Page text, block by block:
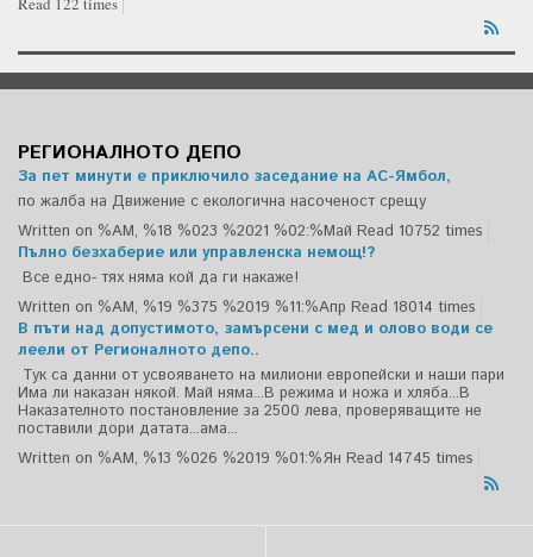
РЕГИОНАЛНОТО ДЕПО
За пет минути е приключило заседание на АС-Ямбол,
по жалба на Движение с екологична насоченост срещу
Written on %AM, %18 %023 %2021 %02:%Май Read 10752 times
Пълно безхаберие или управленска немощ!?
Все едно- тях няма кой да ги накаже!
Written on %AM, %19 %375 %2019 %11:%Апр Read 18014 times
В пъти над допустимото, замърсени с мед и олово води се
леели от Регионалното депо..
Тук са данни от усвояването на милиони европейски и наши пари
Има ли наказан някой. Май няма...В режима и ножа и хляба...В
Наказателното постановление за 2500 лева, проверяващите не
поставили дори датата...ама...
Written on %AM, %13 %026 %2019 %01:%Ян Read 14745 times